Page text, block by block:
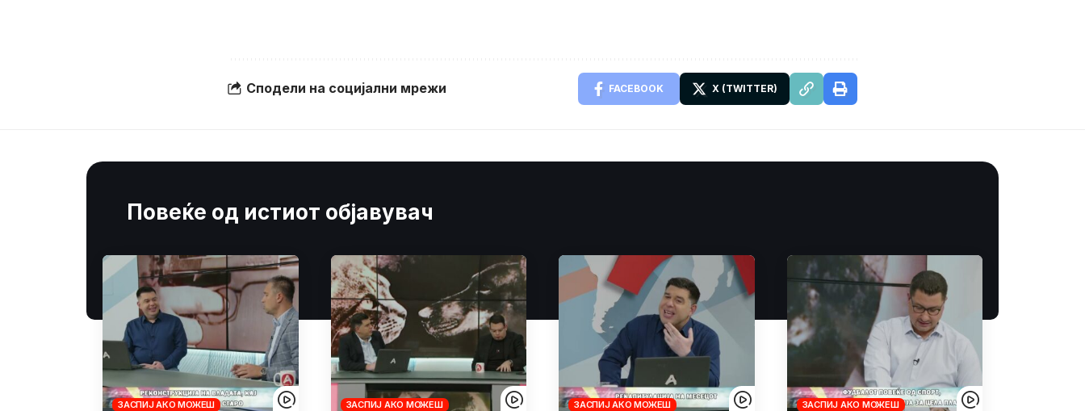
Сподели на социјални мрежи FACEBOOK X (TWITTER)
Повеќе од истиот објавувач
ЗАСПИЈ АКО МОЖЕШ ЗАСПИЈ АКО МОЖЕШ ЗАСПИЈ АКО МОЖЕШ ЗАСПИЈ АКО МОЖЕШ